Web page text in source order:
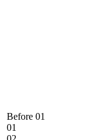
Before 01
01